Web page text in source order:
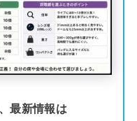
最新情報は